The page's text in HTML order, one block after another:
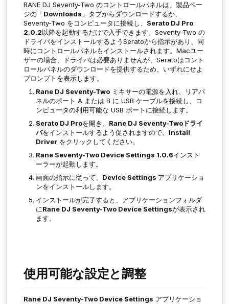
RANE DJ Seventy-Two のコントロールパネルは、製品ペー
ジの「Downloads 」タブからダウンロードするか、
Seventy-Two をコンピュータに接続し、 Serato DJ Pro
2.0.2以降を起動するだけで入手できます。 Seventy-Two の
ドライバをインストールするようSeratoから指示があり、同
時にコントロールパネルもインストールされます。Macユー
ザーの場合、ドライバは必要ありませんが、Seratoはコント
ロールパネルのダウンロードを提供するため、いずれにせよ
プロンプトを表示します。
Rane DJ Seventy-Two ミキサーの電源を入れ、リアパ
ネルのポート A または B に USB ケーブルを接続し、コ
ンピュータの利用可能な USB ポートに接続します。
Serato DJ Proを開き、 Rane DJ Seventy-Twoドライ
バをインストールするよう促されますので、 Install
Driver をクリックしてください。
Rane Seventy-Two Device Settings 1.0.6インスト
ーラーが起動します。
画面の指示に従って、 Device Settings アプリケーショ
ンをインストールします。
インストールが完了すると、アプリケーションフォルダ
にRane DJ Seventy-Two Device Settingsが表示され
ます。
使用可能な設定と調整
Rane DJ Seventy-Two Device Settings アプリケーショ